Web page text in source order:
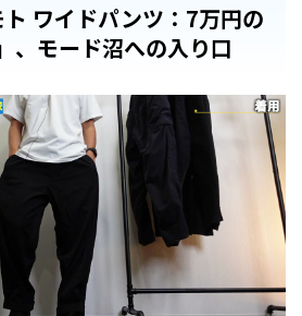
ワイドパンツ：7万円の
、モード沼への入り口